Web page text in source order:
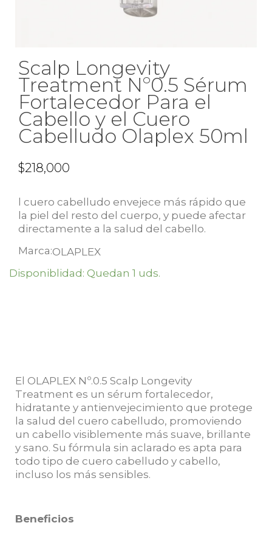
Scalp Longevity
Treatment Nº0.5 Sérum
Fortalecedor Para el
Cabello y el Cuero
Cabelludo Olaplex 50ml
$218,000
l cuero cabelludo envejece más rápido que
la piel del resto del cuerpo, y puede afectar
directamente a la salud del cabello.
Marca:OLAPLEX
Disponiblidad: Quedan 1 uds.
El OLAPLEX Nº.0.5 Scalp Longevity
Treatment es un sérum fortalecedor,
hidratante y antienvejecimiento que protege
la salud del cuero cabelludo, promoviendo
un cabello visiblemente más suave, brillante
y sano. Su fórmula sin aclarado es apta para
todo tipo de cuero cabelludo y cabello,
incluso los más sensibles.
Beneficios